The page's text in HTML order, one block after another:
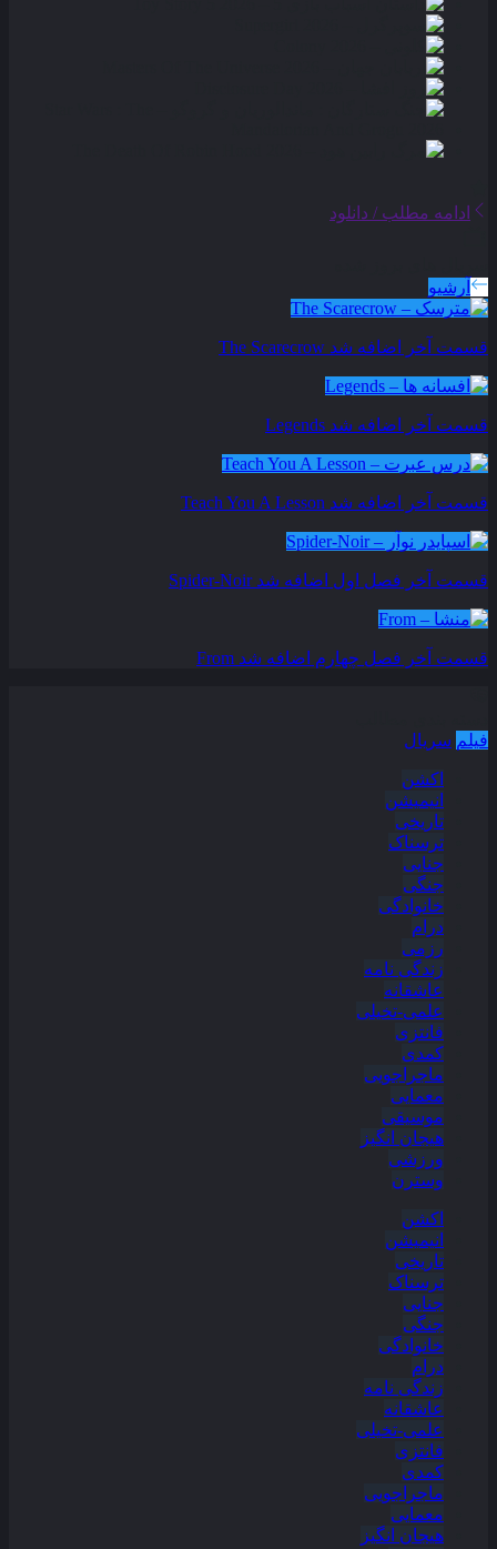
ادامه مطلب / دانلود
آرشیو
قسمت آخر اضافه شد The Scarecrow
قسمت آخر اضافه شد Legends
قسمت آخر اضافه شد Teach You A Lesson
قسمت آخر فصل اول اضافه شد Spider-Noir
قسمت آخر فصل چهارم اضافه شد From
فیلم سریال
اکشن
انیمیشن
تاریخی
ترسناک
جنایی
جنگی
خانوادگی
درام
رزمی
زندگی نامه
عاشقانه
علمی-تخیلی
فانتزی
کمدی
ماجراجویی
معمایی
موسیقی
هیجان انگیز
ورزشی
وسترن
اکشن
انیمیشن
تاریخی
ترسناک
جنایی
جنگی
خانوادگی
درام
زندگی نامه
عاشقانه
علمی-تخیلی
فانتزی
کمدی
ماجراجویی
معمایی
هیجان انگیز